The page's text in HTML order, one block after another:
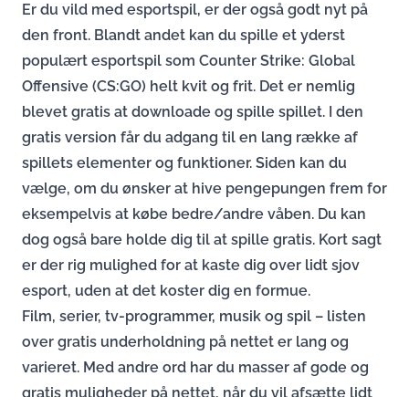
Er du vild med esportspil, er der også godt nyt på
den front. Blandt andet kan du spille et yderst
populært esportspil som Counter Strike: Global
Offensive (CS:GO) helt kvit og frit. Det er nemlig
blevet gratis at downloade og spille spillet. I den
gratis version får du adgang til en lang række af
spillets elementer og funktioner. Siden kan du
vælge, om du ønsker at hive pengepungen frem for
eksempelvis at købe bedre/andre våben. Du kan
dog også bare holde dig til at spille gratis. Kort sagt
er der rig mulighed for at kaste dig over lidt sjov
esport, uden at det koster dig en formue.
Film, serier, tv-programmer, musik og spil – listen
over gratis underholdning på nettet er lang og
varieret. Med andre ord har du masser af gode og
gratis muligheder på nettet, når du vil afsætte lidt